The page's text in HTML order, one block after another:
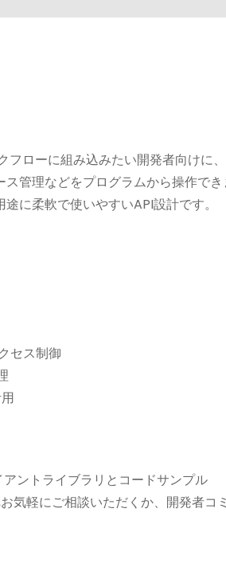
ローに組み込みたい開発者向けに
管理などをプログラムから操作
に柔軟で使いやすいAPI設計です。
セス制御
ントライブラリとコードサンプル
軽にご相談いただくか、開発者コ